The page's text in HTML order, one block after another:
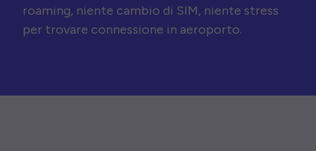
roaming, niente cambio di SIM, niente stress
per trovare connessione in aeroporto.